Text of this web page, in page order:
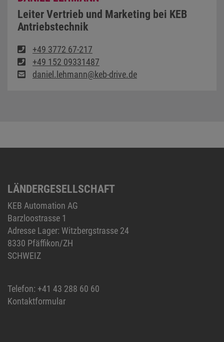
Leiter Vertrieb und Marketing bei KEB
Antriebstechnik
+49 3772 67-217
+49 152 09331487
daniel.lehmann@keb-drive.de
LÄNDERGESELLSCHAFT
KEB Automation AG
Barzloostrasse 1
Adresse Lager: Witzbergstrasse 24
8330 Pfäffikon/ZH
SCHWEIZ
Telefon: +41 43 288 60 60
Kontaktformular